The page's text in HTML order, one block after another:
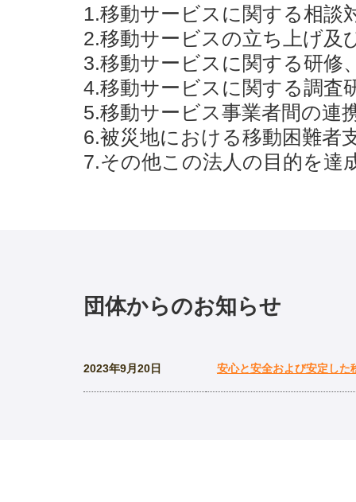
1.移動サービスに関する相談
2.移動サービスの立ち上げ及
3.移動サービスに関する研修
4.移動サービスに関する調査
5.移動サービス事業者間の連
6.被災地における移動困難者
7.その他この法人の目的を達
団体からのお知らせ
2023年9月20日 安心と安全および安定した